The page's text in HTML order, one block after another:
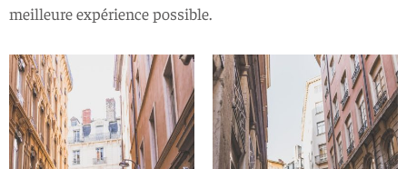
meilleure expérience possible.